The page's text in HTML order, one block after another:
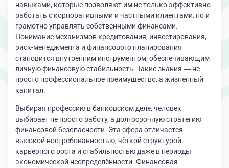
навыками, которые позволяют им не только эффективно
работать с корпоративными и частными клиентами, но и
грамотно управлять собственными финансами.
Понимание механизмов кредитования, инвестирования,
риск-менеджмента и финансового планирования
становится внутренним инструментом, обеспечивающим
личную финансовую стабильность. Такие знания — не
просто профессиональное преимущество, а жизненный
капитал.
Выбирая профессию в банковском деле, человек
выбирает не просто работу, а долгосрочную стратегию
финансовой безопасности. Эта сфера отличается
высокой востребованностью, чёткой структурой
карьерного роста и стабильностью даже в периоды
экономической неопределённости. Финансовая